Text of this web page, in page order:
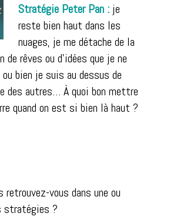
Stratégie Peter Pan : je
reste bien haut dans les
nuages, je me détache de la
rêves ou d’idées que je ne
bien je suis au dessus de
des autres… À quoi bon mettre
quand on est si bien là haut ?
retrouvez-vous dans une ou
stratégies ?